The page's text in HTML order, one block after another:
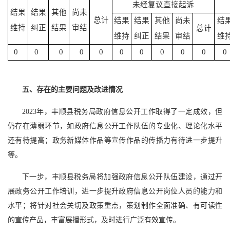
结果
维持
结果
纠正
其他
结果
尚未
审结
总计
未经复议直接起诉
结果
维持
结果
纠正
其他
结果
尚未
审结
总计
结
维
0
0 0 0 0 0 0 0 0 0 0
五、存在的主要问题及改进情况
2023年，丰顺县税务局政府信息公开工作取得了一定成效，但
仍存在薄弱环节，如政府信息公开工作队伍的专业化、理论化水平
还有待提高；政务新媒体作品等宣传作品的传播力有待进一步提升
等。
下一步，丰顺县税务局将加强政府信息公开队伍建设，通过开
展政务公开工作培训，进一步提升政府信息公开岗位人员的能力和
水平；将针对社会关切及政策重点，策划制作全面准确、有可读性
的宣传产品，丰富展播形式，及时进行广泛有效宣传。